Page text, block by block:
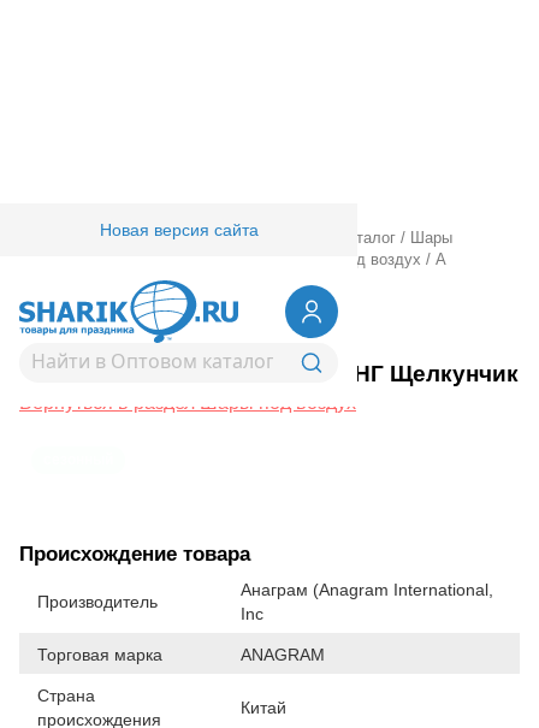
Новая версия сайта
Товары для праздника/ Оптовый каталог /
Шары
Шары под воздух / А
ФИГУРА/P70 AIR НГ Щелкунчик
1207-4126А ФИГУРА/P70 AIR НГ Щелкунчик
Вернуться в раздел Шары под воздух
Происхождение товара
Производитель
Анаграм (Anagram International,
Inc
Торговая марка ANAGRAM
Страна
происхождения
Китай